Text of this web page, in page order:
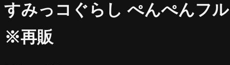
すみっコぐらし ぺんぺんフ
※再販